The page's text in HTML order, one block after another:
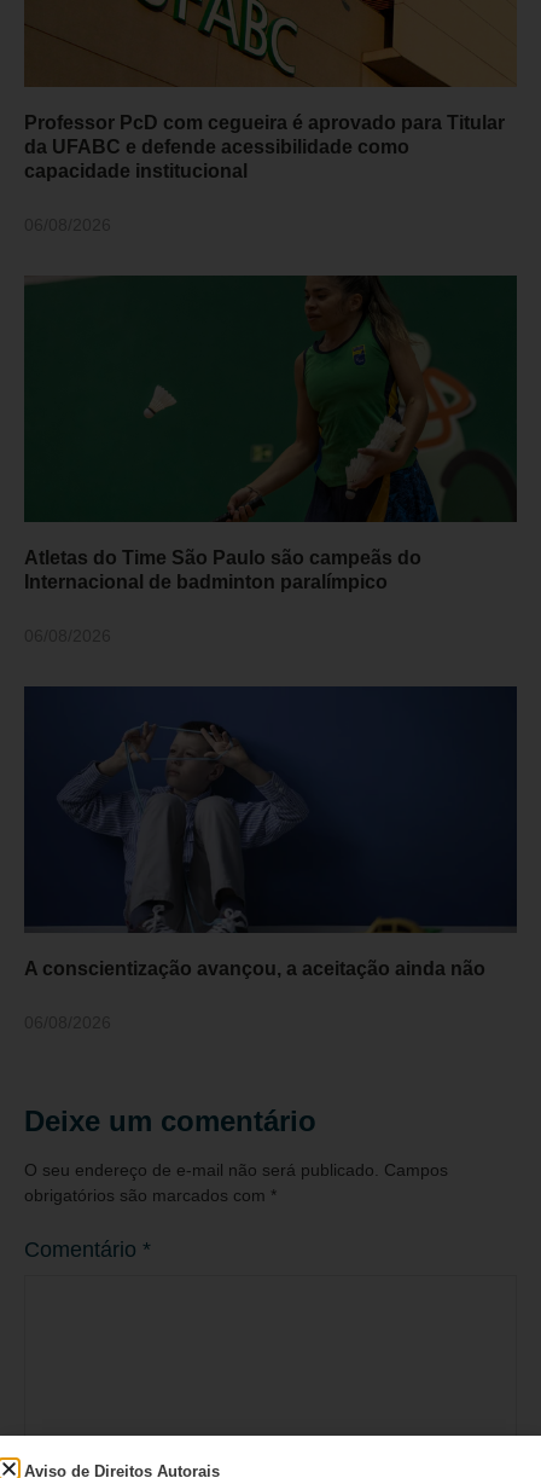
Professor PcD com cegueira é aprovado para Titular
da UFABC e defende acessibilidade como
capacidade institucional
Atletas do Time São Paulo são campeãs do
Internacional de badminton paralímpico
A conscientização avançou, a aceitação ainda não
Deixe um comentário
O seu endereço de e-mail não será publicado.
Campos
obrigatórios são marcados com *
Comentário *
Aviso de Direitos Autorais